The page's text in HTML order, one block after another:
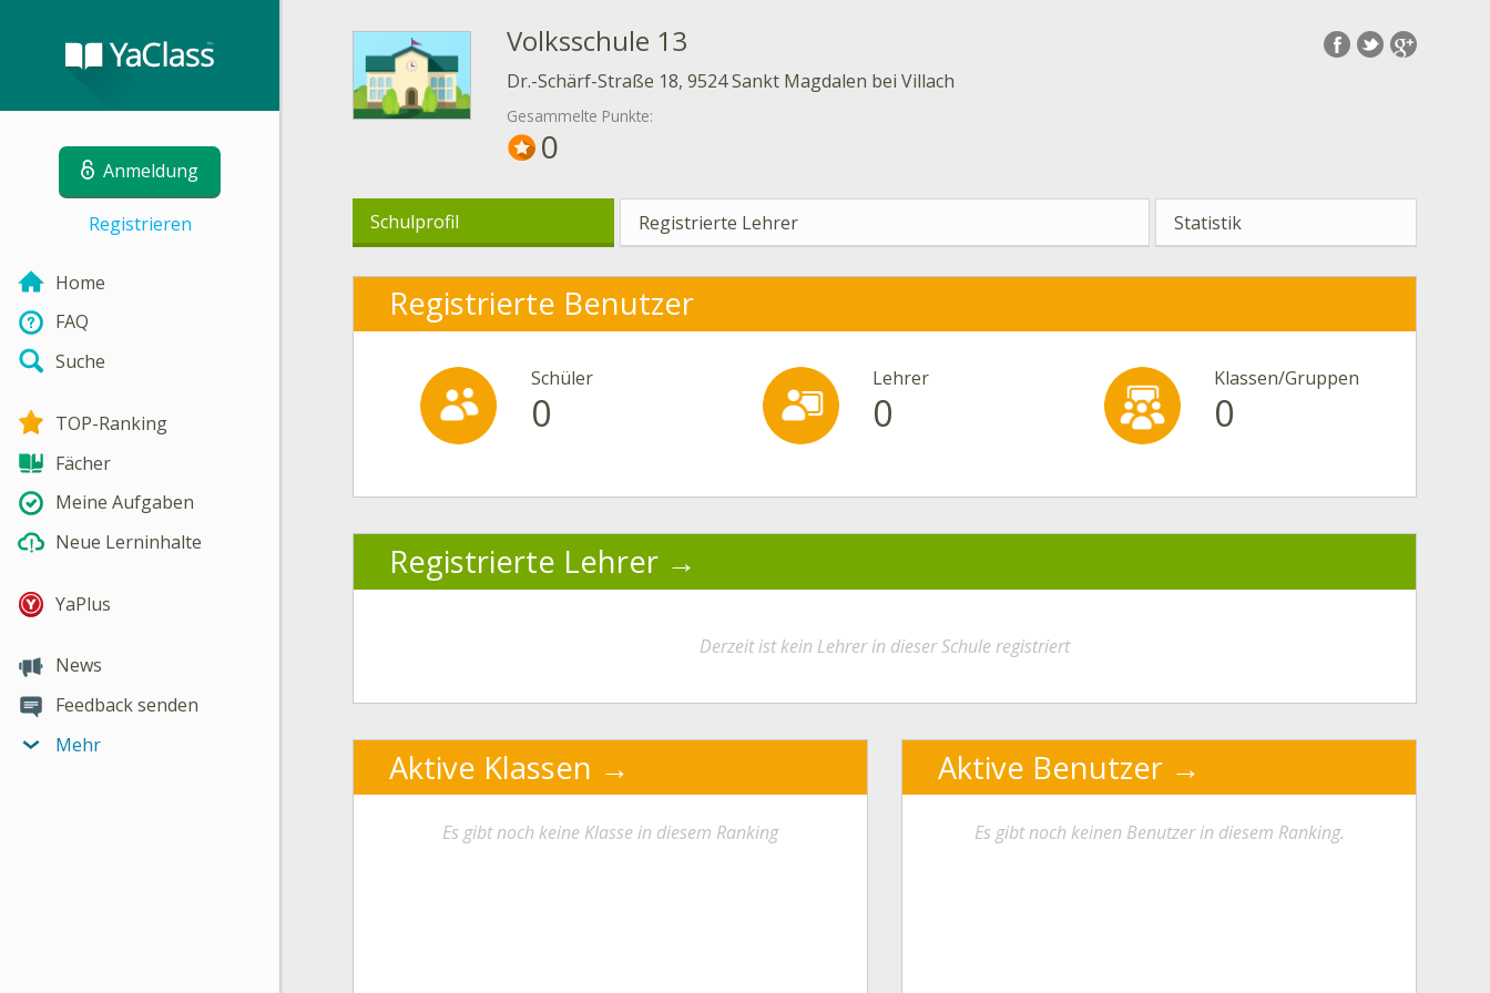
Anmeldung
Registrieren
Home
FAQ
Suche
TOP-Ranking
Fächer
Meine Aufgaben
Neue Lerninhalte
YaPlus
News
Feedback senden
Mehr
Volksschule 13
Dr.-Schärf-Straße 18, 9524 Sankt Magdalen bei Villach
Gesammelte Punkte:
0
Schulprofil Registrierte Lehrer Statistik
Registrierte Benutzer
Schüler
0
Lehrer
0
Klassen/Gruppen
0
Registrierte Lehrer
Derzeit ist kein Lehrer in dieser Schule registriert
Aktive Klassen
Es gibt noch keine Klasse in diesem Ranking
Aktive Benutzer
Es gibt noch keinen Benutzer in diesem Ranking.